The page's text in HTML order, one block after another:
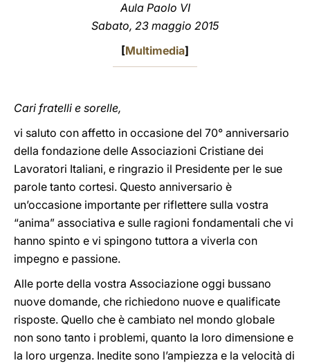
Aula Paolo VI
Sabato, 23 maggio 2015
[Multimedia]
Cari fratelli e sorelle,
vi saluto con affetto in occasione del 70° anniversario
della fondazione delle Associazioni Cristiane dei
Lavoratori Italiani, e ringrazio il Presidente per le sue
parole tanto cortesi. Questo anniversario è
un’occasione importante per riflettere sulla vostra
“anima” associativa e sulle ragioni fondamentali che vi
hanno spinto e vi spingono tuttora a viverla con
impegno e passione.
Alle porte della vostra Associazione oggi bussano
nuove domande, che richiedono nuove e qualificate
risposte. Quello che è cambiato nel mondo globale
non sono tanto i problemi, quanto la loro dimensione e
la loro urgenza. Inedite sono l’ampiezza e la velocità di